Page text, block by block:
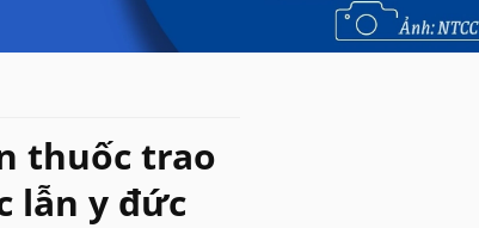
thuốc trao
lẫn y đức